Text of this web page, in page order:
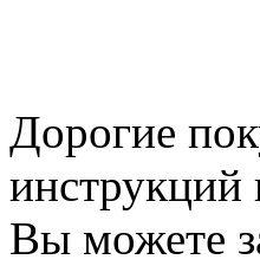
Дорогие
инструкций
Вы можете